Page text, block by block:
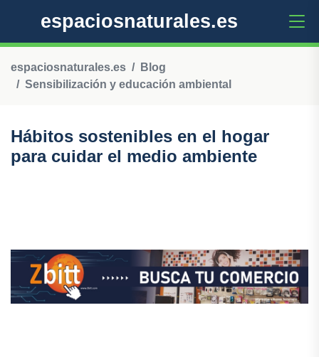
espaciosnaturales.es
espaciosnaturales.es
Blog
Sensibilización y educación ambiental
Hábitos sostenibles en el hogar
para cuidar el medio ambiente